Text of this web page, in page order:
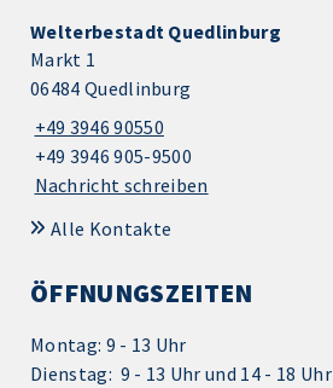
Welterbestadt Quedlinburg
Markt 1
06484 Quedlinburg
+49 3946 90550
+49 3946 905-9500
Nachricht schreiben
Alle Kontakte
ÖFFNUNGSZEITEN
Montag: 9 - 13 Uhr
Dienstag: 9 - 13 Uhr und 14 - 18 Uhr